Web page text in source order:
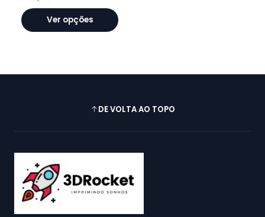
Ver opções
DE VOLTA AO TOPO